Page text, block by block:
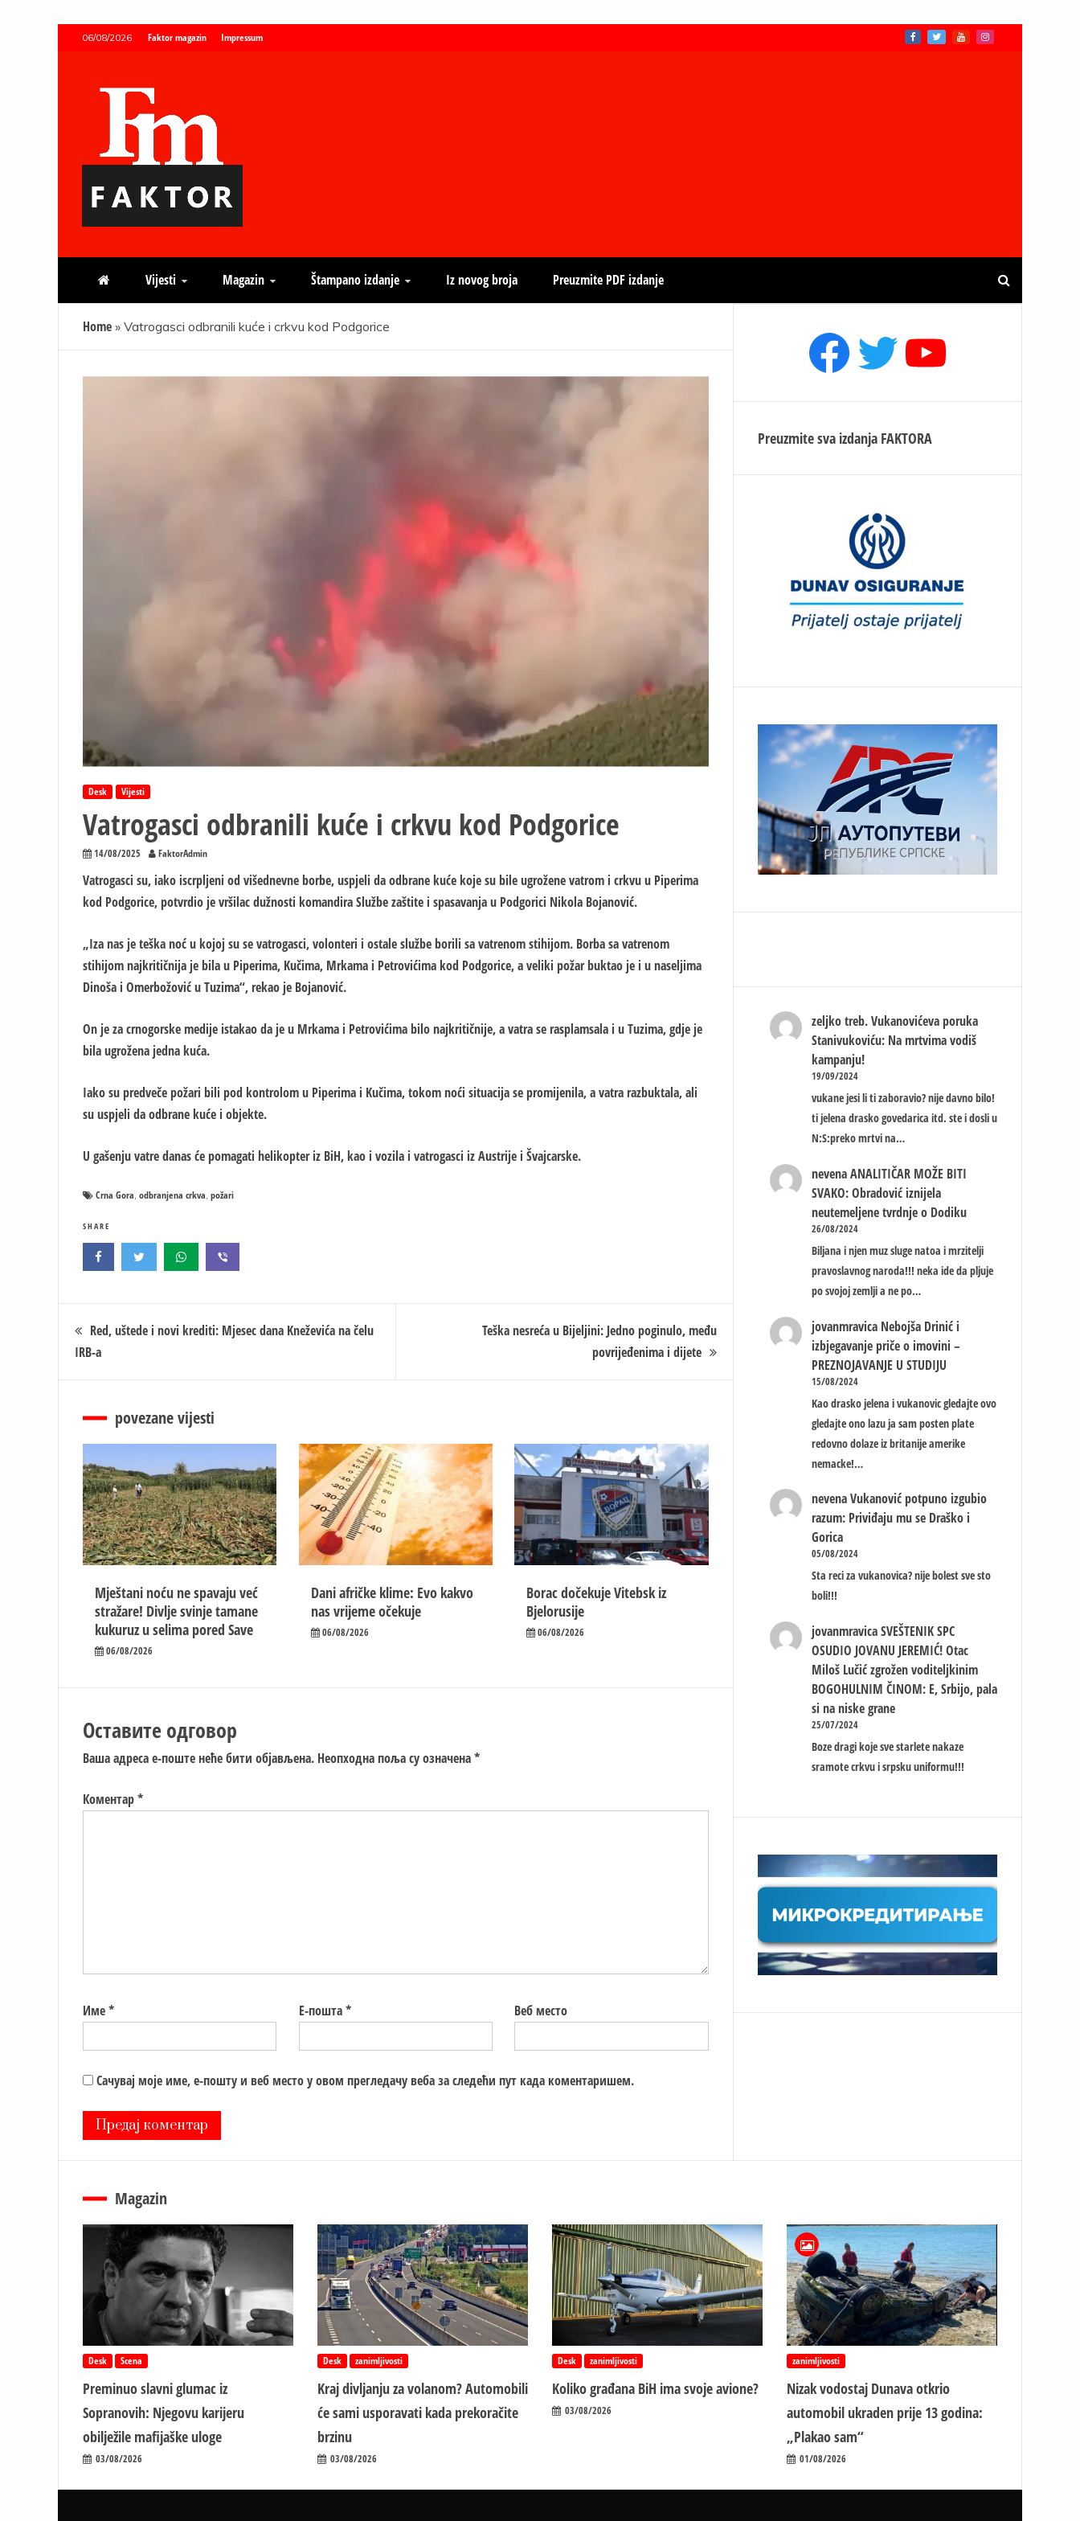
06/08/2026 Faktor magazin Impressum
Faktor magazin
Vijesti Magazin Štampano izdanje Iz novog broja Preuzmite PDF izdanje
Home » Vatrogasci odbranili kuće i crkvu kod Podgorice
Desk Vijesti
Vatrogasci odbranili kuće i crkvu kod Podgorice
14/08/2025 FaktorAdmin
Vatrogasci su, iako iscrpljeni od višednevne borbe, uspjeli da odbrane kuće koje su bile ugrožene vatrom i crkvu u Piperima
kod Podgorice, potvrdio je vršilac dužnosti komandira Službe zaštite i spasavanja u Podgorici Nikola Bojanović.
„Iza nas je teška noć u kojoj su se vatrogasci, volonteri i ostale službe borili sa vatrenom stihijom. Borba sa vatrenom
stihijom najkritičnija je bila u Piperima, Kučima, Mrkama i Petrovićima kod Podgorice, a veliki požar buktao je i u naseljima
Dinoša i Omerbožović u Tuzima“, rekao je Bojanović.
On je za crnogorske medije istakao da je u Mrkama i Petrovićima bilo najkritičnije, a vatra se rasplamsala i u Tuzima, gdje je
bila ugrožena jedna kuća.
Iako su predveče požari bili pod kontrolom u Piperima i Kučima, tokom noći situacija se promijenila, a vatra razbuktala, ali
su uspjeli da odbrane kuće i objekte.
U gašenju vatre danas će pomagati helikopter iz BiH, kao i vozila i vatrogasci iz Austrije i Švajcarske.
Crna Gora odbranjena crkva požari
SHARE
Кретање
чланка
Red, uštede i novi krediti: Mjesec dana Kneževića na čelu
IRB-a
Teška nesreća u Bijeljini: Jedno poginulo, među
povrijeđenima i dijete
povezane vijesti
Mještani noću ne spavaju već
stražare! Divlje svinje tamane
kukuruz u selima pored Save
06/08/2026
Dani afričke klime: Evo kakvo
nas vrijeme očekuje
06/08/2026
Borac dočekuje Vitebsk iz
Bjelorusije
06/08/2026
Оставите одговор
Ваша адреса е-поште неће бити објављена. Неопходна поља су означена*
Коментар*
Име* Е-пошта* Веб место
Сачувај моје име, е-пошту и веб место у овом прегледачу веба за следећи пут када коментаришем.
Facebook
TwitterYouTube
Preuzmite sva izdanja FAKTORA
zeljko treb. Vukanovićeva poruka
Stanivukoviću: Na mrtvima vodiš
kampanju!
19/09/2024
vukane jesi li ti zaboravio? nije davno bilo!
ti jelena drasko govedarica itd. ste i dosli u
N:S:preko mrtvi na…
nevena ANALITIČAR MOŽE BITI
SVAKO: Obradović iznijela
neutemeljene tvrdnje o Dodiku
26/08/2024
Biljana i njen muz sluge natoa i mrzitelji
pravoslavnog naroda!!! neka ide da pljuje
po svojoj zemlji a ne po…
jovanmravica Nebojša Drinić i
izbjegavanje priče o imovini –
PREZNOJAVANJE U STUDIJU
15/08/2024
Kao drasko jelena i vukanovic gledajte ovo
gledajte ono lazu ja sam posten plate
redovno dolaze iz britanije amerike
nemacke!…
nevena Vukanović potpuno izgubio
razum: Priviđaju mu se Draško i
Gorica
05/08/2024
Sta reci za vukanovica? nije bolest sve sto
boli!!!
jovanmravica SVEŠTENIK SPC
OSUDIO JOVANU JEREMIĆ! Otac
Miloš Lučić zgrožen voditeljkinim
BOGOHULNIM ČINOM: E, Srbijo, pala
si na niske grane
25/07/2024
Boze dragi koje sve starlete nakaze
sramote crkvu i srpsku uniformu!!!
Magazin
Desk Scena
Preminuo slavni glumac iz
Sopranovih: Njegovu karijeru
obilježile mafijaške uloge
03/08/2026
Desk zanimljivosti
Kraj divljanju za volanom? Automobili
će sami usporavati kada prekoračite
brzinu
03/08/2026
Desk zanimljivosti
Koliko građana BiH ima svoje avione?
03/08/2026
zanimljivosti
Nizak vodostaj Dunava otkrio
automobil ukraden prije 13 godina:
„Plakao sam“
01/08/2026